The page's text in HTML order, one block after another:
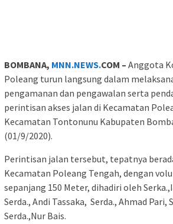
BOMBANA, MNN.NEWS.COM – Anggota
Poleang turun langsung dalam
pengamanan dan pengawalan serta
perintisan akses jalan di Kecamatan
Kecamatan Tontonunu Kabupaten
(01/9/2020).
Perintisan jalan tersebut, tepatnya
Kecamatan Poleang Tengah, dengan
sepanjang 150 Meter, dihadiri oleh
Serda., Andi Tassaka, Serda., Ahmad Pari,
Serda.,Nur Bais.